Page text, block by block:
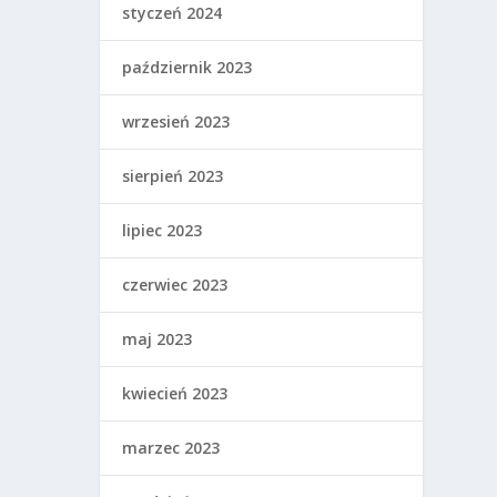
styczeń 2024
październik 2023
wrzesień 2023
sierpień 2023
lipiec 2023
czerwiec 2023
maj 2023
kwiecień 2023
marzec 2023